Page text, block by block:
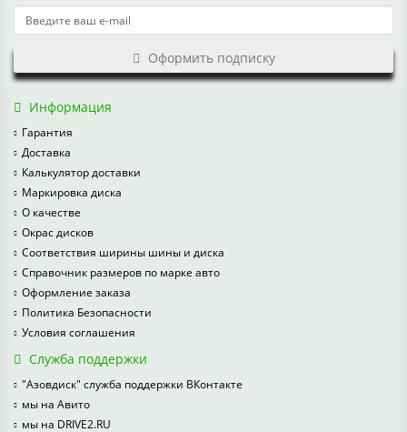
Оформить подписку
Информация
Гарантия
Доставка
Калькулятор доставки
Маркировка диска
О качестве
Окрас дисков
Соответствия ширины шины и диска
Справочник размеров по марке авто
Оформление заказа
Политика Безопасности
Условия соглашения
Служба поддержки
"Азовдиск" служба поддержки ВКонтакте
мы на Авито
мы на DRIVE2.RU